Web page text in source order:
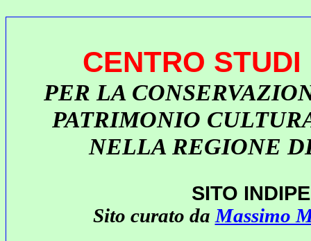
CENTRO
PER LA
PATRIMONIO
NELLA REGIONE
SITO
Sito curato da Massimo